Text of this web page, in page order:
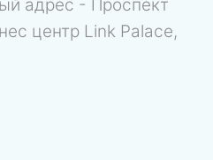
адрес - Проспект
центр Link Palace,